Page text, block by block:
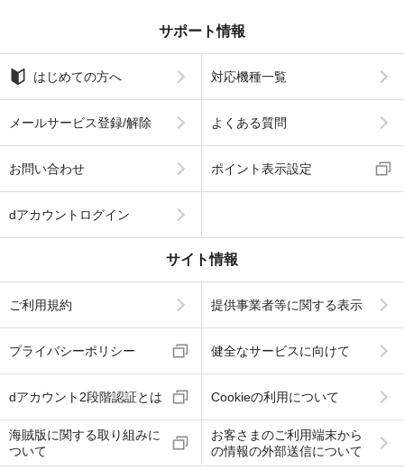
サポート情報
はじめての方へ 対応機種一覧
メールサービス登録/解除 よくある質問
お問い合わせ ポイント表示設定
dアカウントログイン
サイト情報
ご利用規約 提供事業者等に関する表示
プライバシーポリシー 健全なサービスに向けて
dアカウント2段階認証とは Cookieの利用について
海賊版に関する取り組みに
ついて
お客さまのご利用端末から
の情報の外部送信について